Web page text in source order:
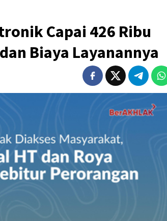
Capai 426 Ribu
Biaya Layanannya